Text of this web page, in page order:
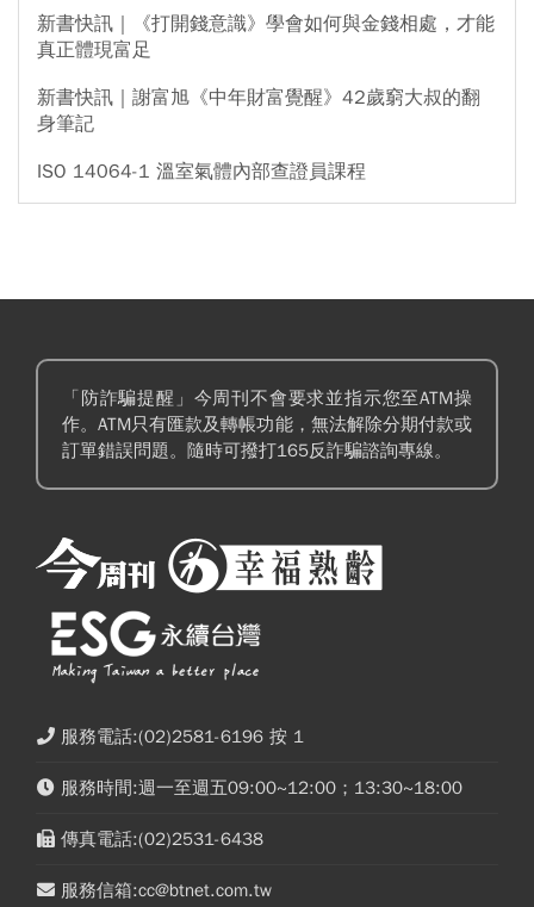
新書快訊｜《打開錢意識》學會如何與金錢相處，才能
真正體現富足
新書快訊｜謝富旭《中年財富覺醒》42歲窮大叔的翻
身筆記
ISO 14064-1 溫室氣體內部查證員課程
「防詐騙提醒」今周刊不會要求並指示您至ATM操
作。ATM只有匯款及轉帳功能，無法解除分期付款或
訂單錯誤問題。隨時可撥打165反詐騙諮詢專線。
服務電話:(02)2581-6196 按 1
服務時間:週一至週五09:00~12:00；13:30~18:00
傳真電話:(02)2531-6438
服務信箱:cc@btnet.com.tw